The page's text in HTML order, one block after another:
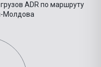
ADR по маршруту
-Молдова